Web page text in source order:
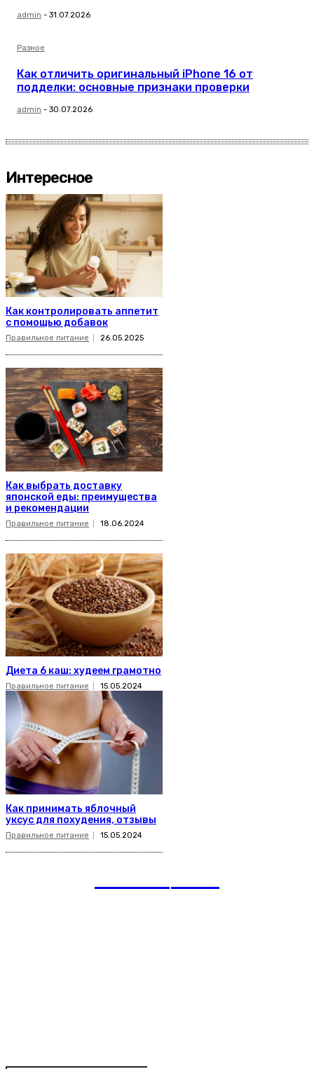
admin - 31.07.2026
Разное
Как отличить оригинальный iPhone 16 от
подделки: основные признаки проверки
admin - 30.07.2026
Интересное
Как контролировать аппетит
с помощью добавок
Правильное питание 26.05.2025
Как выбрать доставку
японской еды: преимущества
и рекомендации
Правильное питание 18.06.2024
Диета 6 каш: худеем грамотно
Правильное питание 15.05.2024
Как принимать яблочный
уксус для похудения, отзывы
Правильное питание 15.05.2024